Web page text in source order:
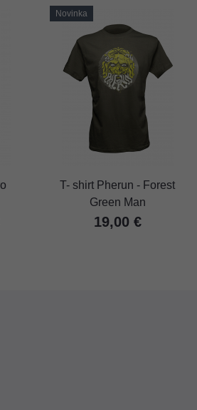
Novinka
T- shirt Pherun - Forest
Green Man
19,00 €